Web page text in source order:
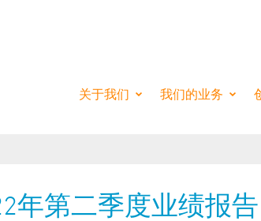
关于我们 我们的业务
年第二季度业绩报告